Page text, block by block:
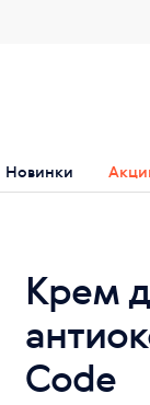
Новинки
Крем
Code